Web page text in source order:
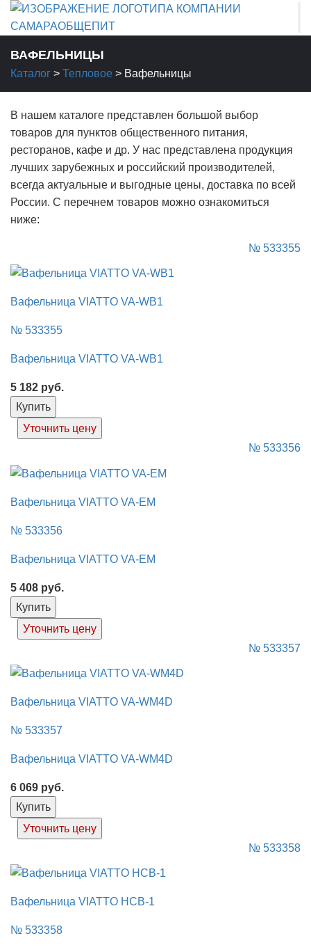
ВАФЕЛЬНИЦЫ
Каталог > Тепловое > Вафельницы
В нашем каталоге представлен большой выбор
товаров для пунктов общественного питания,
ресторанов, кафе и др. У нас представлена продукция
лучших зарубежных и российский производителей,
всегда актуальные и выгодные цены, доставка по всей
России. С перечнем товаров можно ознакомиться
ниже:
№ 533355
Вафельница VIATTO VA-WB1
№ 533355
Вафельница VIATTO VA-WB1
5 182 руб.
Купить
Уточнить цену
№ 533356
Вафельница VIATTO VA-EM
№ 533356
Вафельница VIATTO VA-EM
5 408 руб.
Купить
Уточнить цену
№ 533357
Вафельница VIATTO VA-WM4D
№ 533357
Вафельница VIATTO VA-WM4D
6 069 руб.
Купить
Уточнить цену
№ 533358
Вафельница VIATTO HCB-1
№ 533358